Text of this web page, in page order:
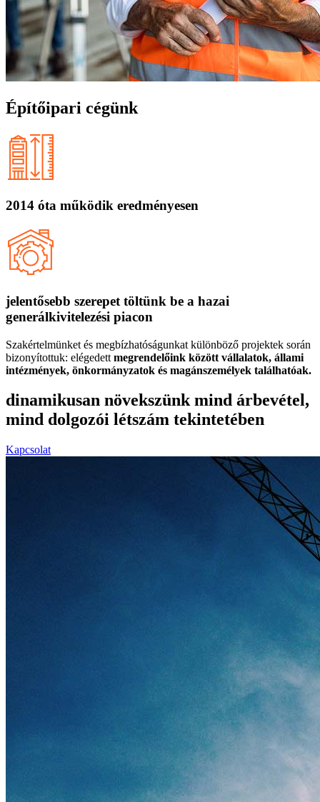
Építőipari cégünk
2014 óta működik eredményesen
jelentősebb szerepet töltünk be a hazai
generálkivitelezési piacon
Szakértelmünket és megbízhatóságunkat különböző projektek során
bizonyítottuk: elégedett megrendelőink között vállalatok, állami
intézmények, önkormányzatok és magánszemélyek találhatóak.
dinamikusan növekszünk mind árbevétel,
mind dolgozói létszám tekintetében
Kapcsolat